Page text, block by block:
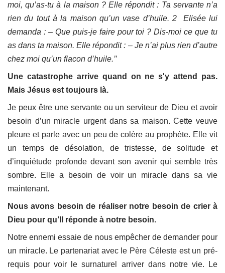
moi, qu’as-tu à la maison ? Elle répondit : Ta servante n’a
rien du tout à la maison qu’un vase d’huile. 2 Elisée lui
demanda : – Que puis-je faire pour toi ? Dis-moi ce que tu
as dans ta maison. Elle répondit : – Je n’ai plus rien d’autre
chez moi qu’un flacon d’huile.’’
Une catastrophe arrive quand on ne s'y attend pas.
Mais Jésus est toujours là.
Je peux être une servante ou un serviteur de Dieu et avoir
besoin d’un miracle urgent dans sa maison. Cette veuve
pleure et parle avec un peu de colère au prophète. Elle vit
un temps de désolation, de tristesse, de solitude et
d’inquiétude profonde devant son avenir qui semble très
sombre. Elle a besoin de voir un miracle dans sa vie
maintenant.
Nous avons besoin de réaliser notre besoin de crier à
Dieu pour qu’Il réponde à notre besoin.
Notre ennemi essaie de nous empêcher de demander pour
un miracle. Le partenariat avec le Père Céleste est un pré-
requis pour voir le surnaturel arriver dans notre vie. Le